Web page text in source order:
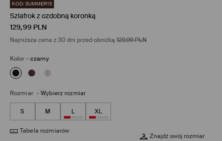
KOD: SUMMER15
Szlafrok z ozdobną koronką
129,99 PLN
Najniższa cena z 30 dni przed obniżką 129,99PLN
Kolor -czarny
Rozmiar -Wybierz rozmiar
S M L XL
Tabela rozmiarów
Znajdź swój rozmiar